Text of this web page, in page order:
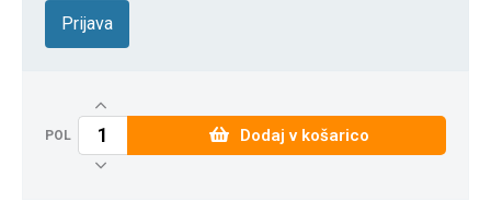
Prijava
POL Dodaj v košarico